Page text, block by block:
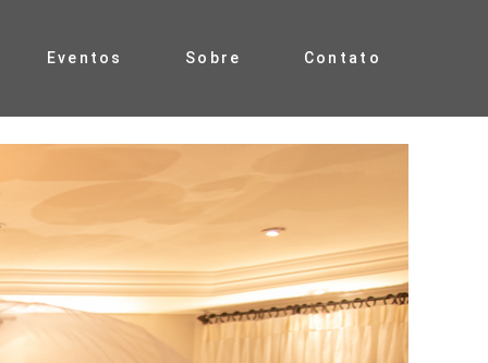
Eventos Sobre Contato